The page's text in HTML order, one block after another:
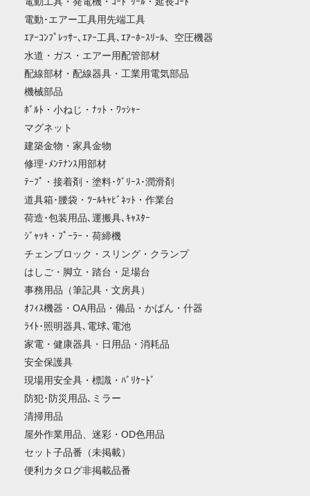
電動･エアー工具用先端工具
ｴｱｰｺﾝﾌﾟﾚｯｻｰ､ｴｱｰ工具､ｴｱｰﾎｰｽﾘｰﾙ、空圧機器
水道・ガス・エアー用配管部材
配線部材・配線器具・工業用電気部品
機械部品
ﾎﾞﾙﾄ・小ねじ・ﾅｯﾄ・ﾜｯｼｬｰ
マグネット
建築金物・家具金物
修理･ﾒﾝﾃﾅﾝｽ用部材
ﾃｰﾌﾟ・接着剤・塗料･ｸﾞﾘｰｽ･潤滑剤
道具箱･腰袋・ﾂｰﾙｷｬﾋﾞﾈｯﾄ・作業台
荷造･包装用品､運搬具､ｷｬｽﾀｰ
ｼﾞｬｯｷ・ﾌﾟｰﾗｰ・荷締機
チェンブロック・スリング・クランプ
はしご・脚立・踏台・足場台
事務用品（筆記具・文房具）
ｵﾌｨｽ機器・OA用品・備品・かばん・什器
ﾗｲﾄ･照明器具､電球､電池
家電・健康器具・日用品・消耗品
安全保護具
現場用安全具・標識・ﾊﾞﾘｹｰﾄﾞ
防犯･防災用品､ミラー
清掃用品
屋外作業用品、迷彩・OD色用品
セット子品番（未掲載）
便利カタログ非掲載品番